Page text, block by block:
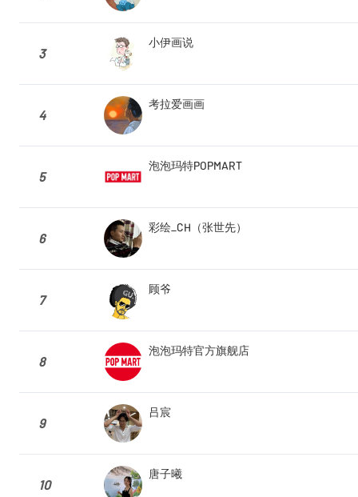
3
小伊画说
4
考拉爱画画
5
泡泡玛特POPMART
6
彩绘_CH（张世先）
7
顾爷
8
泡泡玛特官方旗舰店
9
吕宸
10
唐子曦